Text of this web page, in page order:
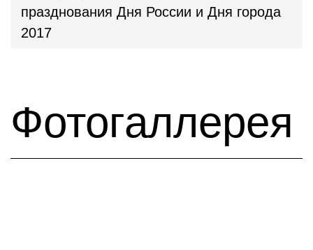
празднования Дня России и Дня города
2017
Фотогаллерея